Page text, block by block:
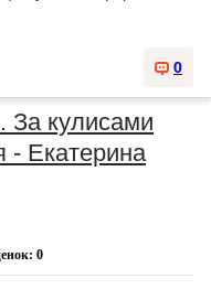
0
За кулисами
- Екатерина
0